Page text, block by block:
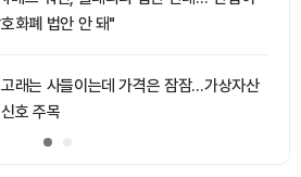
화폐 법안 안 돼"
래는 사들이는데 가격은 잠잠…가상자산
호 주목